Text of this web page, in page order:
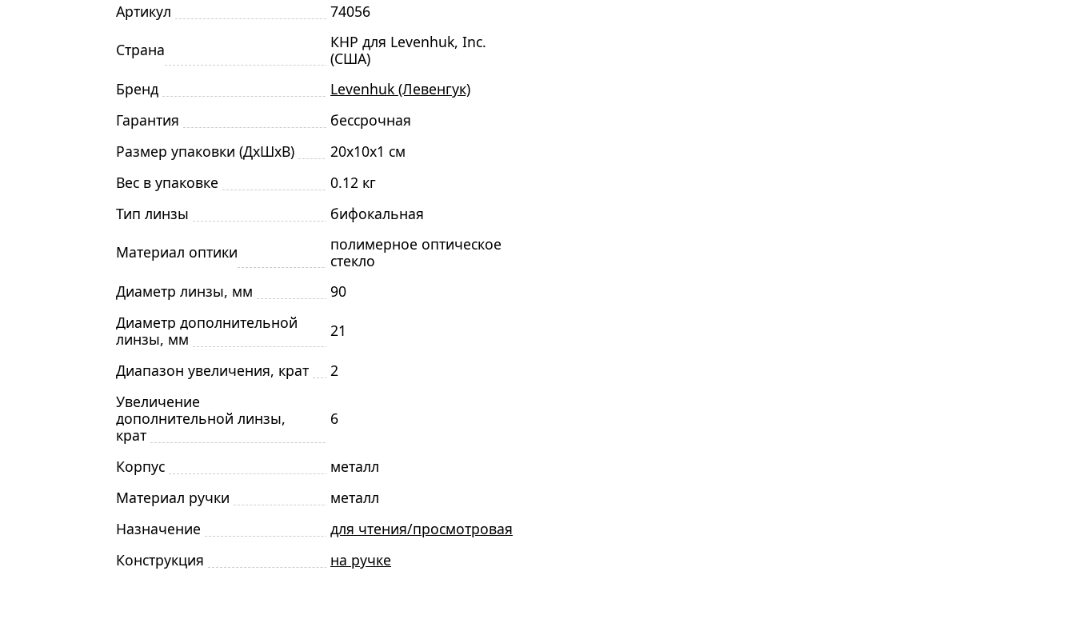
Артикул
74056
Страна
КНР для Levenhuk, Inc.
(США)
Бренд
Levenhuk (Левенгук)
Гарантия
бессрочная
Размер упаковки (ДxШxВ)
20x10x1 см
Вес в упаковке
0.12 кг
Тип линзы
бифокальная
Материал оптики
полимерное оптическое
стекло
Диаметр линзы, мм
90
Диаметр дополнительной
линзы, мм
21
Диапазон увеличения, крат
2
Увеличение
дополнительной линзы,
крат
6
Корпус
металл
Материал ручки
металл
Назначение
для чтения/просмотровая
Конструкция
на ручке